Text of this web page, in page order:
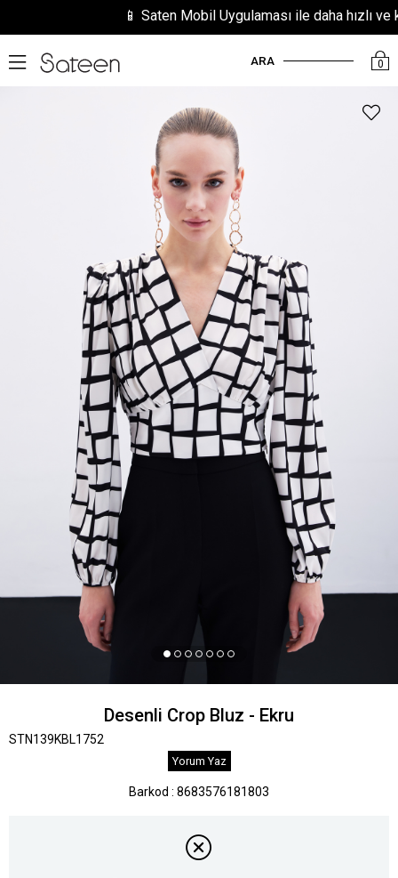
📱 Saten Mobil Uygulaması ile daha hızlı ve
0
ARA
Desenli Crop Bluz - Ekru
STN139KBL1752
Yorum Yaz
Barkod : 8683576181803